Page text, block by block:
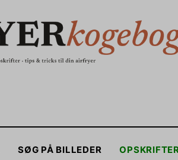
SØG PÅ BILLEDER